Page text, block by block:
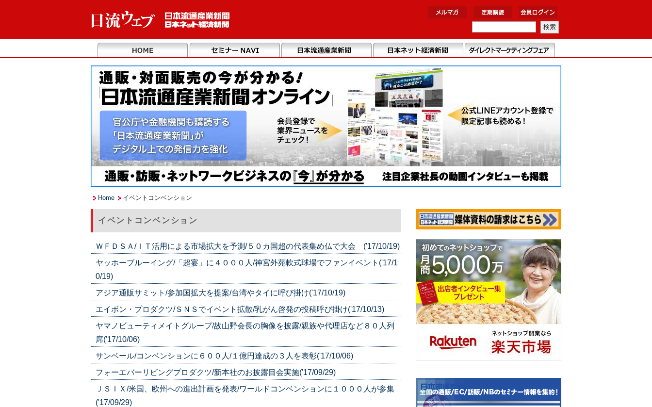
Home イベントコンベンション
イベントコンベンション
ＷＦＤＳＡ/ＩＴ活用による市場拡大を予測/５０カ国超の代表集め仏で大会 ('17/10/19)
ヤッホーブルーイング/「超宴」に４０００人/神宮外苑軟式球場でファンイベント('17/1
0/19)
アジア通販サミット/参加国拡大を提案/台湾やタイに呼び掛け('17/10/19)
エイボン・プロダクツ/ＳＮＳでイベント拡散/乳がん啓発の投稿呼び掛け('17/10/13)
ヤマノビューティメイトグループ/故山野会長の胸像を披露/親族や代理店など８０人列
席('17/10/06)
サンベール/コンベンションに６００人/１億円達成の３人を表彰('17/10/06)
フォーエバーリビングプロダクツ/新本社のお披露目会実施('17/09/29)
ＪＳＩＸ/米国、欧州への進出計画を発表/ワールドコンベンションに１０００人が参集
('17/09/29)